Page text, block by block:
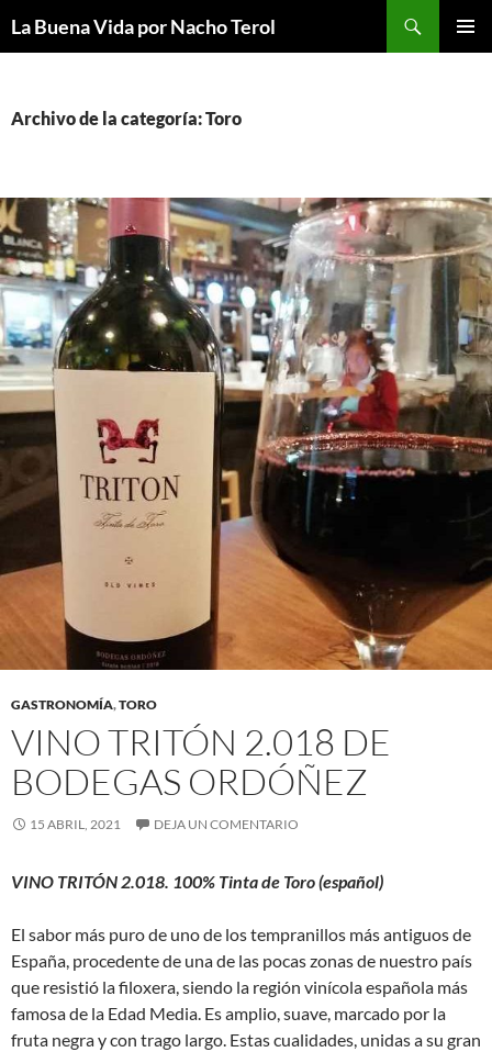
La Buena Vida por Nacho Terol
Archivo de la categoría: Toro
GASTRONOMÍA,TORO
VINO TRITÓN 2.018 DE
BODEGAS ORDÓÑEZ
15 ABRIL, 2021 DEJA UN COMENTARIO
VINO TRITÓN 2.018. 100% Tinta de Toro (español)
El sabor más puro de uno de los tempranillos más antiguos de
España, procedente de una de las pocas zonas de nuestro país
que resistió la filoxera, siendo la región vinícola española más
famosa de la Edad Media. Es amplio, suave, marcado por la
fruta negra y con trago largo. Estas cualidades, unidas a su gran